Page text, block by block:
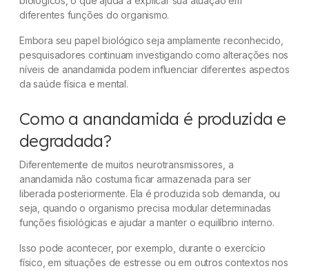
diferentes funções do organismo.
Embora seu papel biológico seja amplamente reconhecido,
pesquisadores continuam investigando como alterações nos
níveis de anandamida podem influenciar diferentes aspectos
da saúde física e mental.
Como a anandamida é produzida e
degradada?
Diferentemente de muitos neurotransmissores, a
anandamida não costuma ficar armazenada para ser
liberada posteriormente. Ela é produzida sob demanda, ou
seja, quando o organismo precisa modular determinadas
funções fisiológicas e ajudar a manter o equilíbrio interno.
Isso pode acontecer, por exemplo, durante o exercício
físico, em situações de estresse ou em outros contextos nos